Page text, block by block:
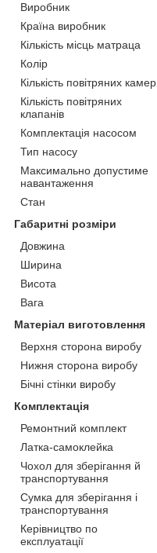
Виробник
Країна виробник
Кількість місць матраца
Колір
Кількість повітряних камер
Кількість повітряних
клапанів
Комплектація насосом
Тип насосу
Максимально допустиме
навантаження
Стан
Габаритні розміри
Довжина
Ширина
Висота
Вага
Матеріал виготовлення
Верхня сторона виробу
Нижня сторона виробу
Бічні стінки виробу
Комплектація
Ремонтний комплект
Латка-самоклейка
Чохол для зберігання й
транспортування
Сумка для зберігання і
транспортування
Керівництво по
експлуатації